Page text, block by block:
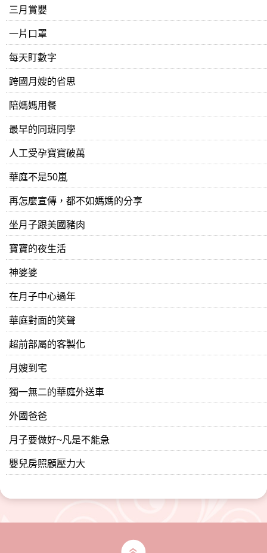
三月賞嬰
一片口罩
每天盯數字
跨國月嫂的省思
陪媽媽用餐
最早的同班同學
人工受孕寶寶破萬
華庭不是50嵐
再怎麼宣傳，都不如媽媽的分享
坐月子跟美國豬肉
寶寶的夜生活
神婆婆
在月子中心過年
華庭對面的笑聲
超前部屬的客製化
月嫂到宅
獨一無二的華庭外送車
外國爸爸
月子要做好~凡是不能急
嬰兒房照顧壓力大